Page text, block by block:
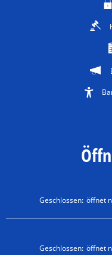
Klicken, um weitere
Geschlossen: öffnet
Klicken, um weitere
Geschlossen: öffnet